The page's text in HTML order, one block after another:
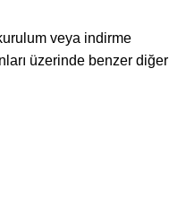
veya indirme
üzerinde benzer diğer